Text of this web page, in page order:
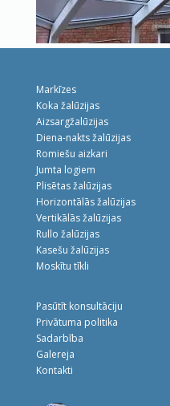
Markīzes
Koka žalūzijas
Aizsargžalūzijas
Diena-nakts žalūzijas
Romiešu aizkari
Jumta logiem
Plisētas žalūzijas
Horizontālās žalūzijas
Vertikālās žalūzijas
Rullo žalūzijas
Kasešu žalūzijas
Moskītu tīkli
Pasūtīt konsultāciju
Privātuma politika
Sadarbība
Galereja
Kontakti